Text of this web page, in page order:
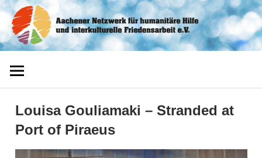
Zum
Inhalt
springen
Aachener
Netzwerk
Louisa Gouliamaki – Stranded at
Port of Piraeus